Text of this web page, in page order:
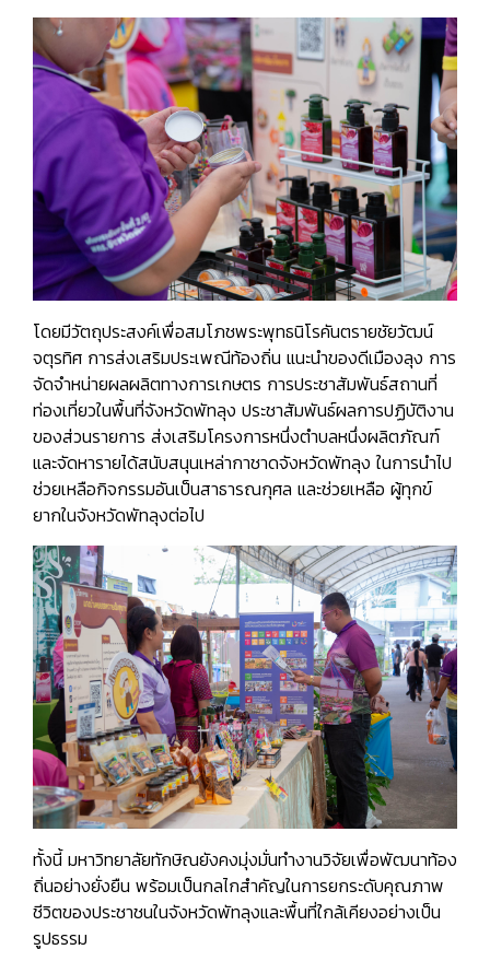
โดยมีวัตถุประสงค์เพื่อสมโภชพระพุทธนิโรคันตรายชัยวัฒน์
จตุรทิศ การส่งเสริมประเพณีท้องถิ่น แนะนำของดีเมืองลุง การ
จัดจำหน่ายผลผลิตทางการเกษตร การประชาสัมพันธ์สถานที่
ท่องเที่ยวในพื้นที่จังหวัดพัทลุง ประชาสัมพันธ์ผลการปฏิบัติงาน
ของส่วนรายการ ส่งเสริมโครงการหนึ่งตำบลหนึ่งผลิตภัณฑ์
และจัดหารายได้สนับสนุนเหล่ากาชาดจังหวัดพัทลุง ในการนำไป
ช่วยเหลือกิจกรรมอันเป็นสาธารณกุศล และช่วยเหลือ ผู้ทุกข์
ยากในจังหวัดพัทลุงต่อไป
ทั้งนี้ มหาวิทยาลัยทักษิณยังคงมุ่งมั่นทำงานวิจัยเพื่อพัฒนาท้อง
ถิ่นอย่างยั่งยืน พร้อมเป็นกลไกสำคัญในการยกระดับคุณภาพ
ชีวิตของประชาชนในจังหวัดพัทลุงและพื้นที่ใกล้เคียงอย่างเป็น
รูปธรรม